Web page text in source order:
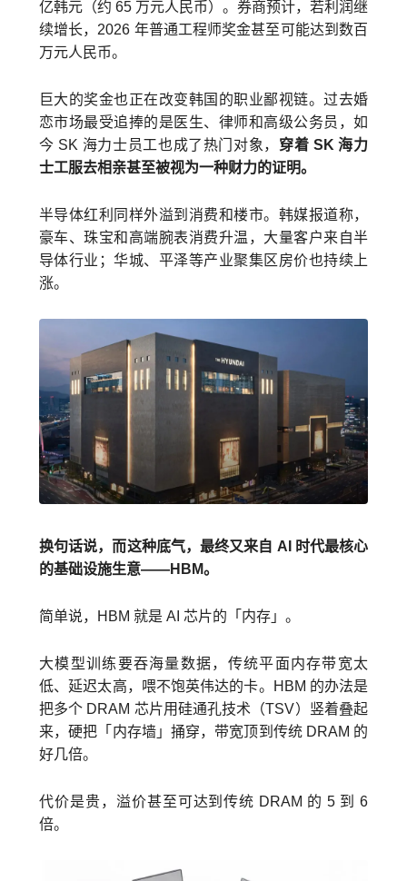
亿韩元（约 65 万元人民币）。券商预计，若利润继
续增长，2026 年普通工程师奖金甚至可能达到数百
万元人民币。
巨大的奖金也正在改变韩国的职业鄙视链。过去婚
恋市场最受追捧的是医生、律师和高级公务员，如
今 SK 海力士员工也成了热门对象， 穿着 SK 海力
士工服去相亲甚至被视为一种财力的证明。
半导体红利同样外溢到消费和楼市。韩媒报道称，
豪车、珠宝和高端腕表消费升温，大量客户来自半
导体行业；华城、平泽等产业聚集区房价也持续上
涨。
换句话说，而这种底气，最终又来自 AI 时代最核心
的基础设施生意——HBM。
简单说，HBM 就是 AI 芯片的「内存」。
大模型训练要吞海量数据，传统平面内存带宽太
低、延迟太高，喂不饱英伟达的卡。HBM 的办法是
把多个 DRAM 芯片用硅通孔技术（TSV）竖着叠起
来，硬把「内存墙」捅穿，带宽顶到传统 DRAM 的
好几倍。
代价是贵，溢价甚至可达到传统 DRAM 的 5 到 6
倍。